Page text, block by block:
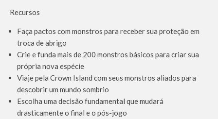
Recursos
Faça pactos com monstros para receber sua proteção em
troca de abrigo
Crie e funda mais de 200 monstros básicos para criar sua
própria nova espécie
Viaje pela Crown Island com seus monstros aliados para
descobrir um mundo sombrio
Escolha uma decisão fundamental que mudará
drasticamente o final e o pós-jogo